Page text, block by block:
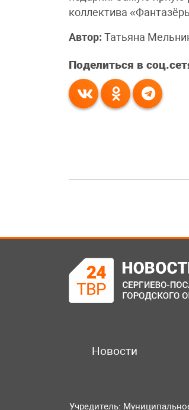
коллектива
Автор:Татьяна
Поделиться в
Новости
Учредитель: